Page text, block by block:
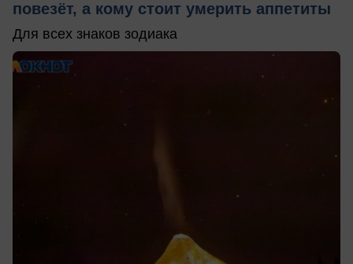
повезёт, а кому стоит умерить аппетиты
Для всех знаков зодиака